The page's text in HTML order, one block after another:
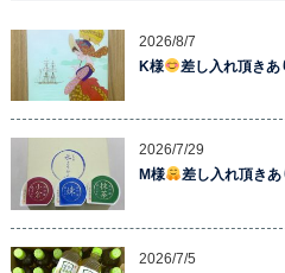
2026/8/7
K様
差し入れ頂き
2026/7/29
M様
差し入れ頂き
2026/7/5